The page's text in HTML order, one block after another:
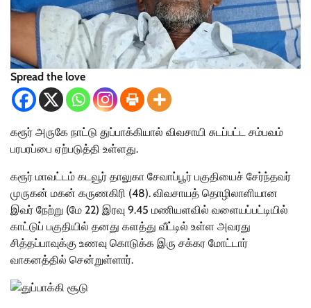
Spread the love
கரூர் அருகே நாட்டு துப்பாக்கியால் விவசாயி சுடப்பட்ட சம்பவம்
பரபரப்பை ஏற்படுத்தி உள்ளது.
கரூர் மாவட்டம் கடவூர் தாலுகா சேவாப்பூர் பகுதியைச் சேர்ந்தவர்
முருகன் மகன் கருணகிரி (48). விவசாயத் தொழிலாளியான
இவர் நேற்று (மே 22) இரவு 9.45 மணியளவில் வளையப்பட்டியில்
காட்டுப் பகுதியில் தனது களத்து வீட்டில் உள்ள அவரது
சித்தப்பாவுக்கு உணவு கொடுக்க இரு சக்கர மோட்டார்
வாகனத்தில் சென்றுள்ளார்.